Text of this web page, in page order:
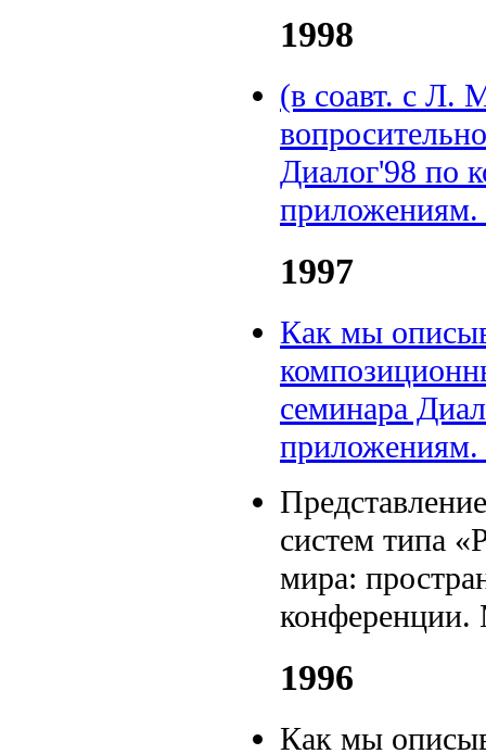
1998
(в соавт. с Л.
Диалог'98 по
1997
Как мы
семинара
систем типа
мира:
1996
Как мы